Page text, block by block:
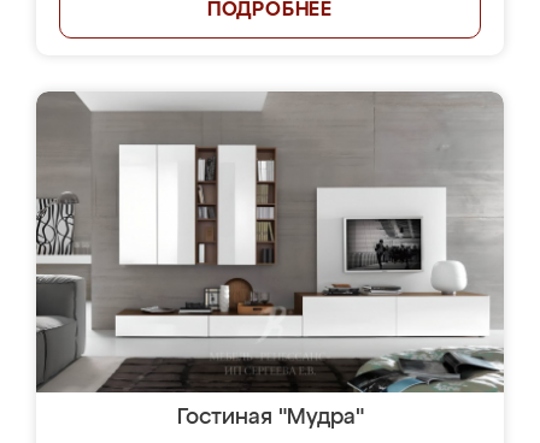
ПОДРОБНЕЕ
Гостиная "Мудра"